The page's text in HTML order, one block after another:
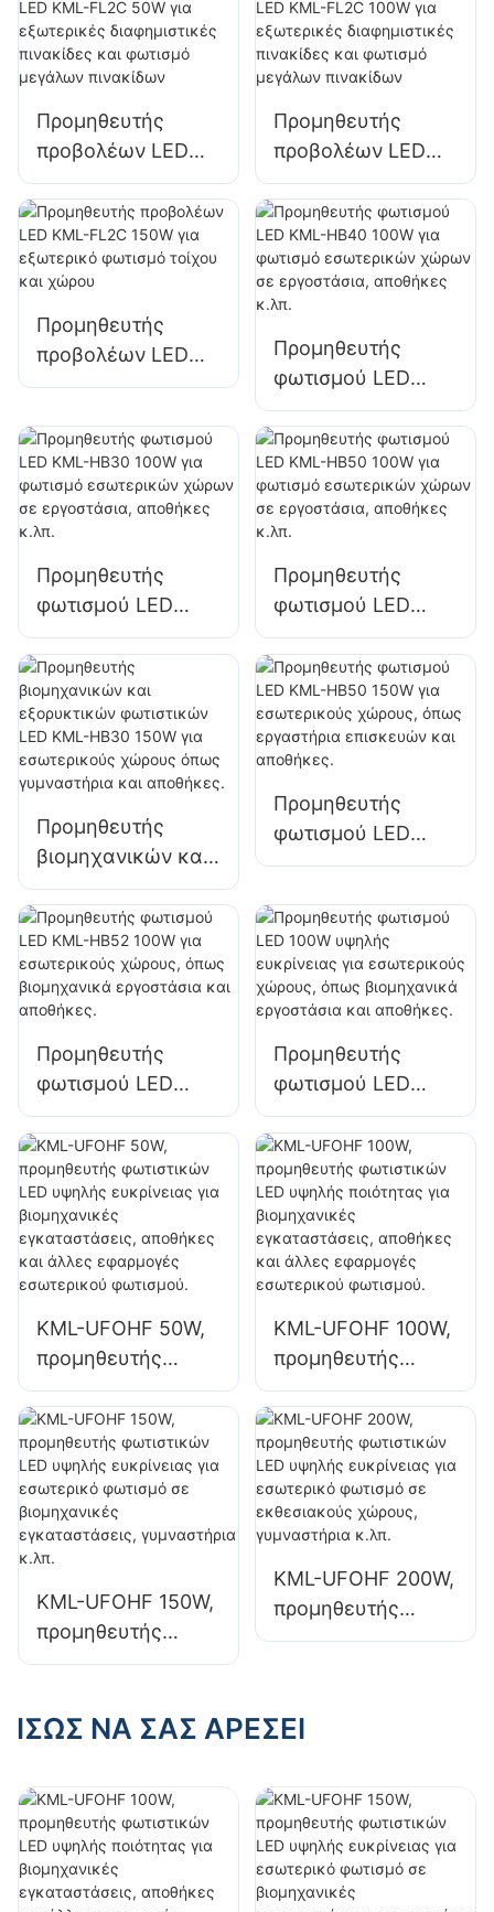
πλατειών και
πάρκων
και αποβάθρων
Προμηθευτής
προβολέων LED
KML-FL2C 50W για
εξωτερικές
διαφημιστικές
πινακίδες και
πινακίδων
Προμηθευτής
προβολέων LED
KML-FL2C 100W
για εξωτερικές
διαφημιστικές
πινακίδες και
φωτισμό μεγάλων
Προμηθευτής
προβολέων LED
KML-FL2C 150W
φωτισμό τοίχου
και χώρου
Προμηθευτής
φωτισμού LED
KML-HB40 100W
για φωτισμό
εσωτερικών
χώρων σε
εργοστάσια,
Προμηθευτής
φωτισμού LED
KML-HB30 100W
για φωτισμό
εσωτερικών
χώρων σε
εργοστάσια,
αποθήκες κ.λπ.
Προμηθευτής
φωτισμού LED
KML-HB50 100W
για φωτισμό
εσωτερικών
χώρων σε
εργοστάσια,
Προμηθευτής
βιομηχανικών και
εξορυκτικών
φωτιστικών LED
KML-HB30 150W
για εσωτερικούς
χώρους όπως
αποθήκες.
Προμηθευτής
φωτισμού LED
KML-HB50 150W
χώρους, όπως
εργαστήρια
επισκευών και
αποθήκες.
Προμηθευτής
φωτισμού LED
KML-HB52 100W
για εσωτερικούς
χώρους, όπως
βιομηχανικά
εργοστάσια και
αποθήκες.
Προμηθευτής
φωτισμού LED
100W υψηλής
ευκρίνειας για
εσωτερικούς
χώρους, όπως
βιομηχανικά
εργοστάσια και
αποθήκες.
KML-UFOHF 50W,
προμηθευτής
φωτιστικών LED
υψηλής ευκρίνειας
για βιομηχανικές
εγκαταστάσεις,
αποθήκες και
άλλες εφαρμογές
εσωτερικού
φωτισμού.
KML-UFOHF 100W,
προμηθευτής
φωτιστικών LED
υψηλής ποιότητας
για βιομηχανικές
εγκαταστάσεις,
αποθήκες και
άλλες εφαρμογές
εσωτερικού
φωτισμού.
KML-UFOHF 150W,
προμηθευτής
φωτιστικών LED
για εσωτερικό
βιομηχανικές
εγκαταστάσεις,
γυμναστήρια κ.λπ.
KML-UFOHF 200W,
προμηθευτής
φωτιστικών LED
φωτισμό σε
χώρους,
γυμναστήρια κ.λπ.
ΊΣΩΣ ΝΑ ΣΑΣ ΑΡΈΣΕΙ